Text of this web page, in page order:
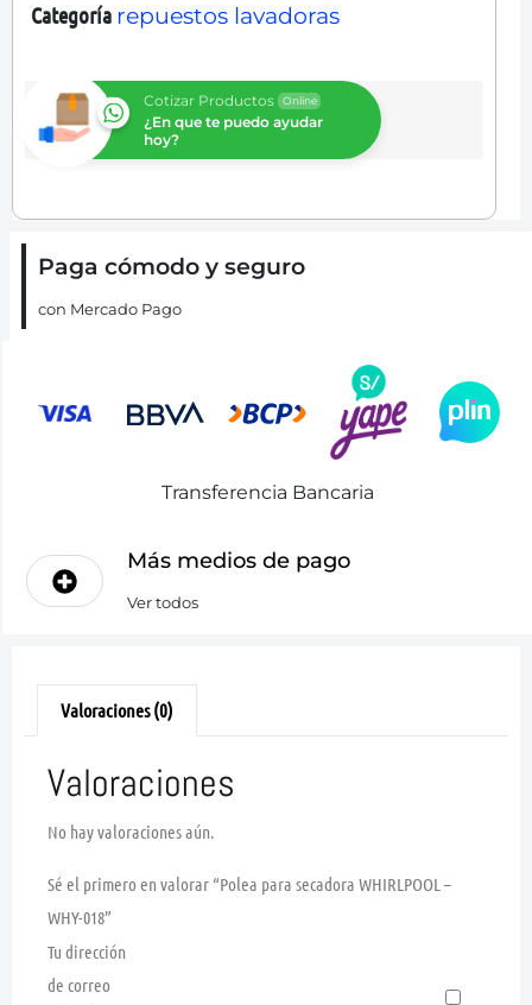
Categoría repuestos lavadoras
Cotizar Productos Online
¿En que te puedo ayudar
hoy?
Paga cómodo y seguro
con Mercado Pago
Transferencia Bancaria
Más medios de pago
Ver todos
Valoraciones (0)
Valoraciones
No hay valoraciones aún.
Sé el primero en valorar “Polea para secadora WHIRLPOOL –
WHY-018”
Tu dirección
de correo